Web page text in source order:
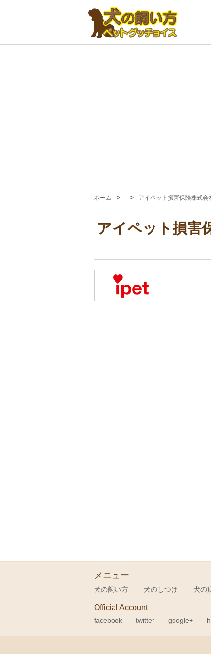
ホーム アイペット損害保険株式会
アイペット損害
メニュー
犬の飼い方 犬のしつけ 犬の
Official Account
facebook twitter google+